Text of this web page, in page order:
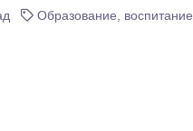
Образование, воспитание